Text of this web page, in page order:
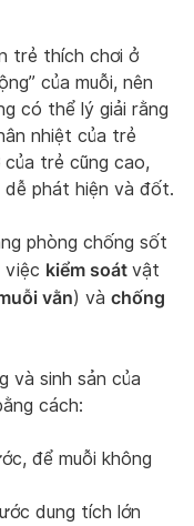
trẻ thích chơi ở
của muỗi, nên
có thể lý giải rằng
nhiệt của trẻ
trẻ cũng cao,
dễ phát hiện và đốt.
phòng chống sốt
việc kiểm soát vật
vằn) và chống
và sinh sản của
cách:
để muỗi không
dung tích lớn